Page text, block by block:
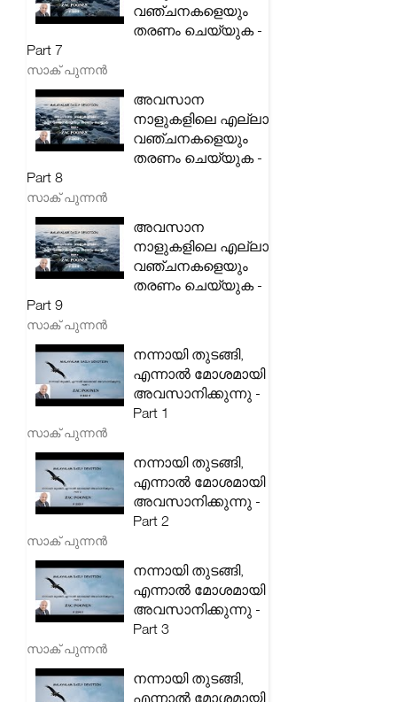
വഞ്ചനകളെയും
തരണം ചെയ്യുക -
Part 7
സാക് പുന്നൻ
അവസാന
നാളുകളിലെ എല്ലാ
വഞ്ചനകളെയും
തരണം ചെയ്യുക -
Part 8
സാക് പുന്നൻ
അവസാന
നാളുകളിലെ എല്ലാ
വഞ്ചനകളെയും
തരണം ചെയ്യുക -
Part 9
സാക് പുന്നൻ
നന്നായി തുടങ്ങി,
എന്നാൽ മോശമായി
അവസാനിക്കുന്നു -
Part 1
സാക് പുന്നൻ
നന്നായി തുടങ്ങി,
എന്നാൽ മോശമായി
അവസാനിക്കുന്നു -
Part 2
സാക് പുന്നൻ
നന്നായി തുടങ്ങി,
എന്നാൽ മോശമായി
അവസാനിക്കുന്നു -
Part 3
സാക് പുന്നൻ
നന്നായി തുടങ്ങി,
എന്നാൽ മോശമായി